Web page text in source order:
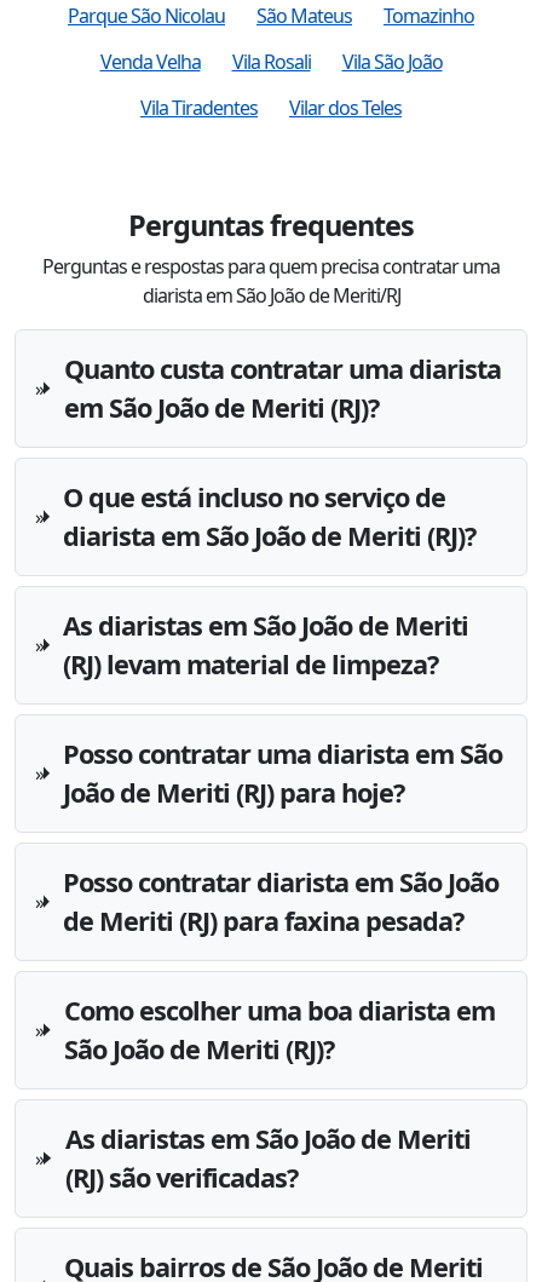
Parque São Nicolau
São Mateus
Tomazinho
Venda Velha
Vila Rosali
Vila São João
Vila Tiradentes
Vilar dos Teles
Perguntas frequentes
Perguntas e respostas para quem precisa contratar uma
diarista em São João de Meriti/RJ
Quanto custa contratar uma diarista
em São João de Meriti (RJ)?
O que está incluso no serviço de
diarista em São João de Meriti (RJ)?
As diaristas em São João de Meriti
(RJ) levam material de limpeza?
Posso contratar uma diarista em São
João de Meriti (RJ) para hoje?
Posso contratar diarista em São João
de Meriti (RJ) para faxina pesada?
Como escolher uma boa diarista em
São João de Meriti (RJ)?
As diaristas em São João de Meriti
(RJ) são verificadas?
Quais bairros de São João de Meriti